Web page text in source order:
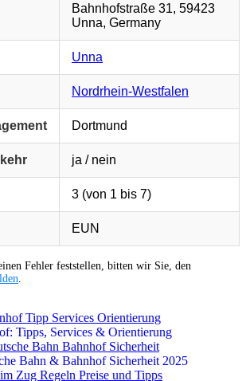
Bahnhofstraße 31, 59423
Unna, Germany
Unna
Nordrhein-Westfalen
Dortmund
ja / nein
3 (von 1 bis 7)
EUN
Fehler feststellen, bitten wir Sie, den
Tipps, Services & Orientierung
Bahn & Bahnhof Sicherheit 2025